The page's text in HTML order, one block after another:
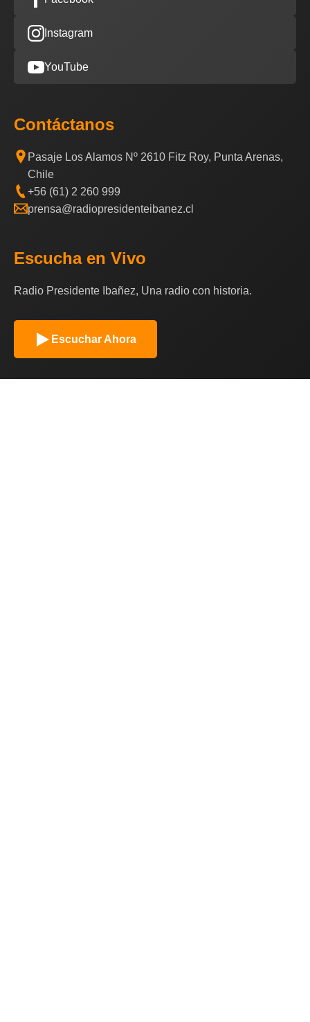
Instagram
YouTube
Contáctanos
Pasaje Los Alamos Nº 2610 Fitz Roy, Punta Arenas,
Chile
+56 (61) 2 260 999
prensa@radiopresidenteibanez.cl
Escucha en Vivo
Radio Presidente Ibañez, Una radio con historia.
Escuchar Ahora